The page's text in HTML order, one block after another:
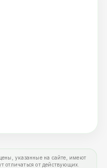
указанные на сайте, имеют
отличаться от действующих.